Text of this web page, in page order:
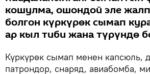
кошулма, ошондой эле
болгон күркүрөк сымап
ар кыл тиби жана түрүндө
Күркүрөк сымап менен капсюль,
патрондор, снаряд, авиабомба,